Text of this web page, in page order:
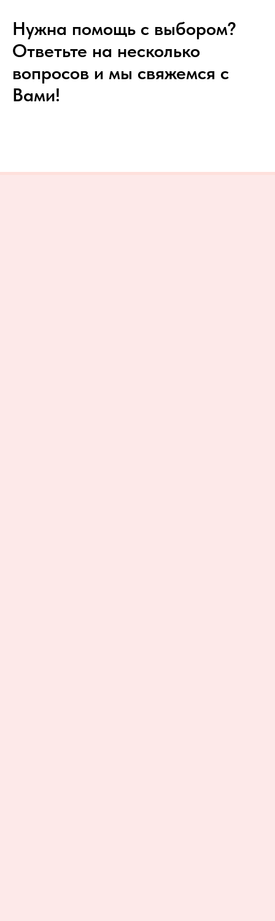
Нужна помощь с выбором?
Ответьте на несколько
вопросов и мы свяжемся с
Вами!